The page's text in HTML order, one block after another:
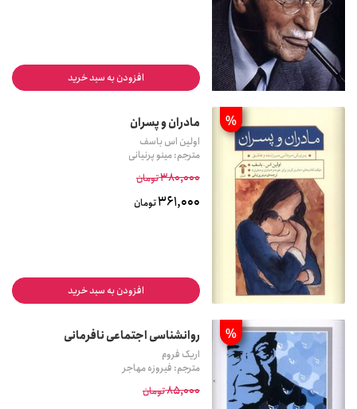
افزودن به سبد خرید
% مادران و پسران
اولین اس باسف
مترجم: مینو پرنیانی
380,000تومان
361,000تومان
افزودن به سبد خرید
% روانشناسی اجتماعی نافرمانی
اریک فروم
مترجم: فیروزه مهاجر
85,000تومان